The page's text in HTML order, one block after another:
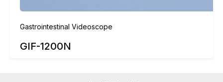
Gastrointestinal Videoscope
GIF-1200N